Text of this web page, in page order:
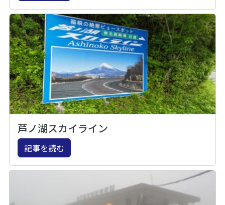
芦ノ湖スカイライン
記事を読む